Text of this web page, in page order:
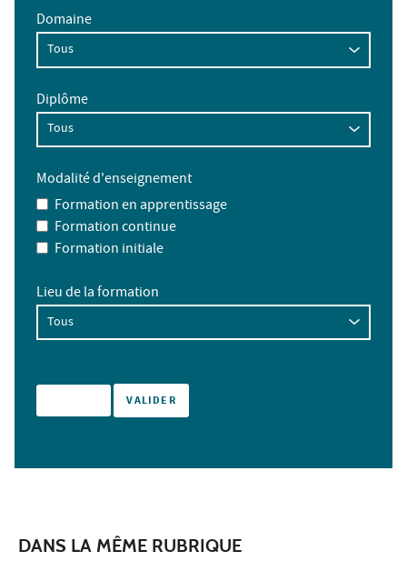
Domaine
Diplôme
Modalité d'enseignement
Formation en apprentissage
Formation continue
Formation initiale
Lieu de la formation
DANS LA MÊME RUBRIQUE